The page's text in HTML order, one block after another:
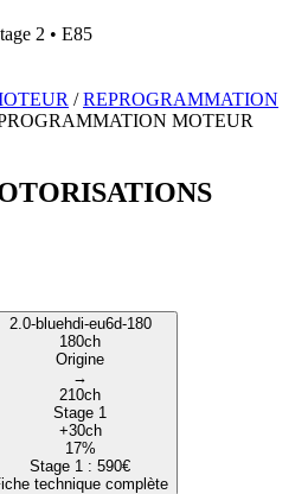
2 • E85
/REPROGRAMMATION
MOTEUR
2.0-bluehdi-eu6d-180
180ch
Origine
→
210ch
Stage 1
+30ch
17%
Stage 1 : 590€
technique complète